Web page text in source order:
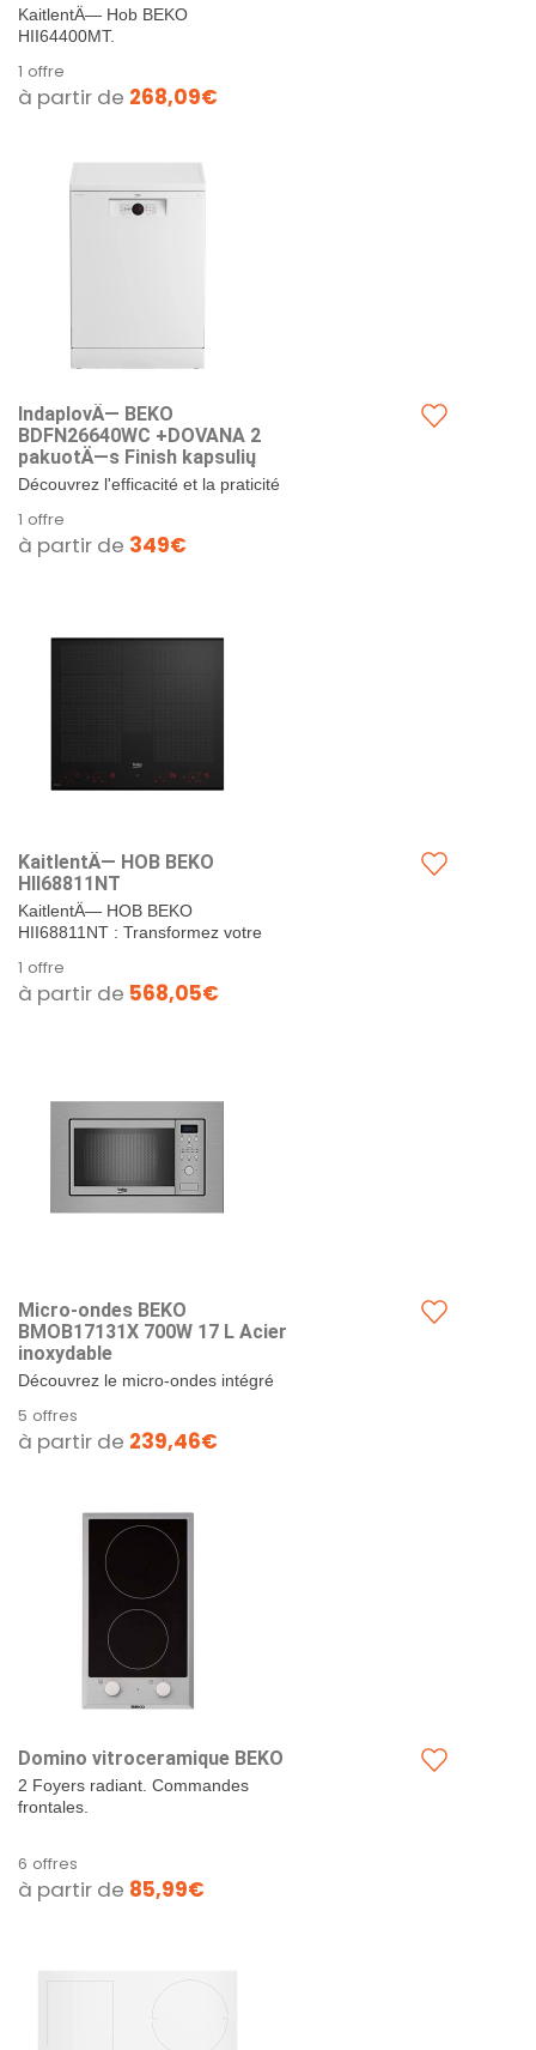
KaitlentÄ— Hob BEKO
HII64400MT.
1 offre
à partir de 268,09€
IndaplovÄ— BEKO
BDFN26640WC +DOVANA 2
pakuotÄ—s Finish kapsulių
Découvrez l'efficacité et la praticité
BDFN26640WC, accompagné de
deux paquets de...
1 offre
à partir de 349€
KaitlentÄ— HOB BEKO
HII68811NT
KaitlentÄ— HOB BEKO
HII68811NT : Transformez votre
plaque de cuisson à induction...
1 offre
à partir de 568,05€
Micro-ondes BEKO
BMOB17131X 700W 17 L Acier
inoxydable
Découvrez le micro-ondes intégré
parfaite entre performance et
élégance pour votre...
5 offres
à partir de 239,46€
Domino vitroceramique BEKO
2 Foyers radiant. Commandes
frontales.
6 offres
à partir de 85,99€